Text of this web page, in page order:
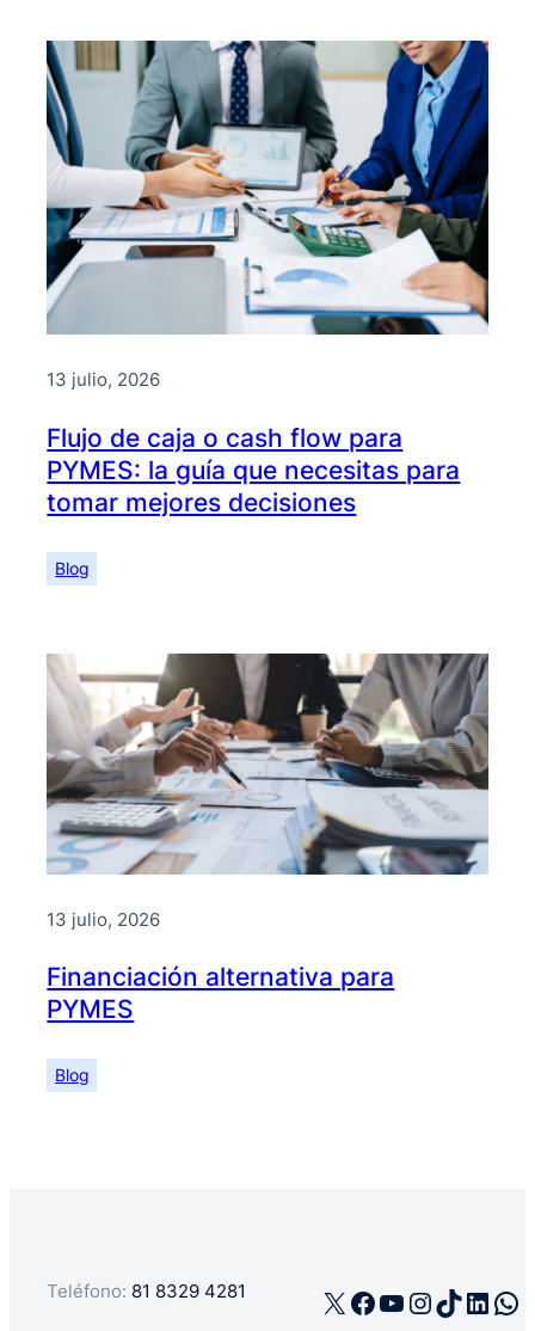
13 julio, 2026
Flujo de caja o cash flow para
PYMES: la guía que necesitas para
tomar mejores decisiones
Blog
13 julio, 2026
Financiación alternativa para
PYMES
Blog
Teléfono: 81 8329 4281 X Facebook
YouTube
TikTok